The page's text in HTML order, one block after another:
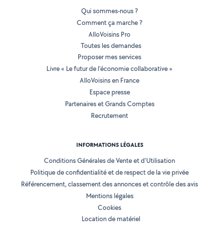
Qui sommes-nous ?
Comment ça marche ?
AlloVoisins Pro
Toutes les demandes
Proposer mes services
Livre « Le futur de l'économie collaborative »
AlloVoisins en France
Espace presse
Partenaires et Grands Comptes
Recrutement
INFORMATIONS LÉGALES
Conditions Générales de Vente et d'Utilisation
Politique de confidentialité et de respect de la vie privée
Référencement, classement des annonces et contrôle des avis
Mentions légales
Cookies
Location de matériel